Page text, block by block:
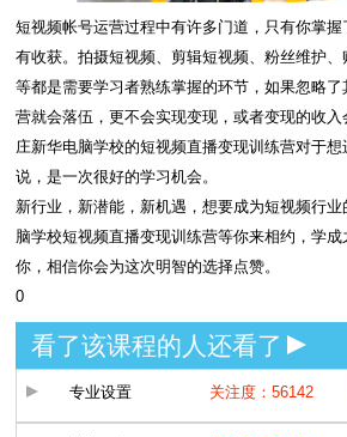
短视频帐号运营过程中有许多门道，只有你掌
有收获。拍摄短视频、剪辑短视频、粉丝维护
等都是需要学习者熟练掌握的环节，如果忽略
营就会落伍，更不会实现变现，或者变现的收
庄新华电脑学校的短视频直播变现训练营对于
说，是一次很好的学习机会。
新行业，新潜能，新机遇，想要成为短视频行
脑学校短视频直播变现训练营等你来相约，学
你，相信你会为这次明智的选择点赞。
0
看了该课程的人还看了
专业设置 关注度：56142